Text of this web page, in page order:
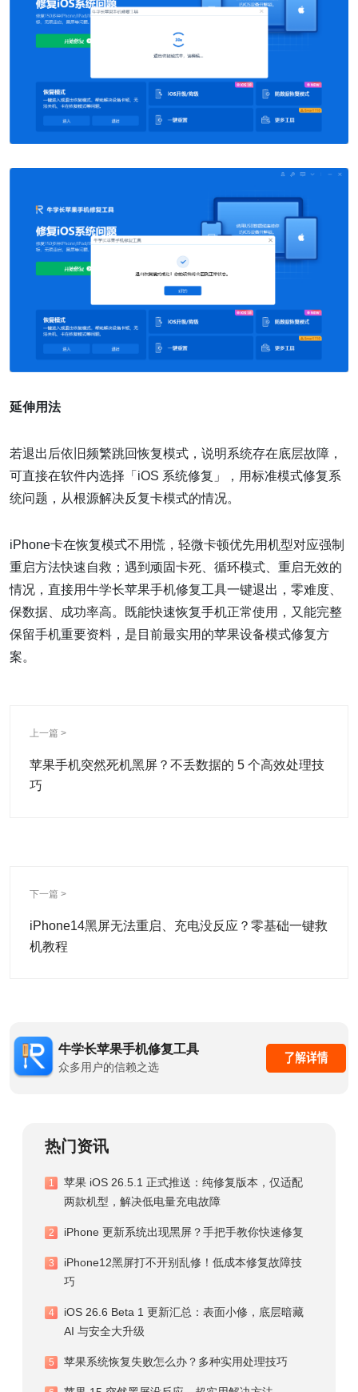
延伸用法
若退出后依旧频繁跳回恢复模式，说明系统存在底层故障，
可直接在软件内选择「iOS 系统修复」，用标准模式修复系
统问题，从根源解决反复卡模式的情况。
iPhone卡在恢复模式不用慌，轻微卡顿优先用机型对应强制
重启方法快速自救；遇到顽固卡死、循环模式、重启无效的
情况，直接用牛学长苹果手机修复工具一键退出，零难度、
保数据、成功率高。既能快速恢复手机正常使用，又能完整
保留手机重要资料，是目前最实用的苹果设备模式修复方
案。
上一篇 >
苹果手机突然死机黑屏？不丢数据的 5 个高效处理技
巧
下一篇 >
iPhone14黑屏无法重启、充电没反应？零基础一键救
机教程
牛学长苹果手机修复工具
众多用户的信赖之选
热门资讯
1
苹果 iOS 26.5.1 正式推送：纯修复版本，仅适配
两款机型，解决低电量充电故障
2 iPhone 更新系统出现黑屏？手把手教你快速修复
3
iPhone12黑屏打不开别乱修！低成本修复故障技
巧
4
iOS 26.6 Beta 1 更新汇总：表面小修，底层暗藏
AI 与安全大升级
5 苹果系统恢复失败怎么办？多种实用处理技巧